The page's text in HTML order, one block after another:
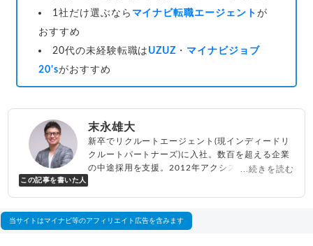
1社だけ選ぶなら マイナビ転職エージェントが
おすすめ
20代の未経験転職は UZUZ ・ マイナビジョブ
20'sがおすすめ
この記事を書いた人
末永雄大
新卒でリクルートエージェント(現インディードリ
クルートパートナーズ)に入社。数百を超える企業
の中途採用を支援。2012年アクシス(株)設立、代
べらない転職エージェント
...続きを読む
当サイトはマイナビ等のアフィリエイト広告を含みます